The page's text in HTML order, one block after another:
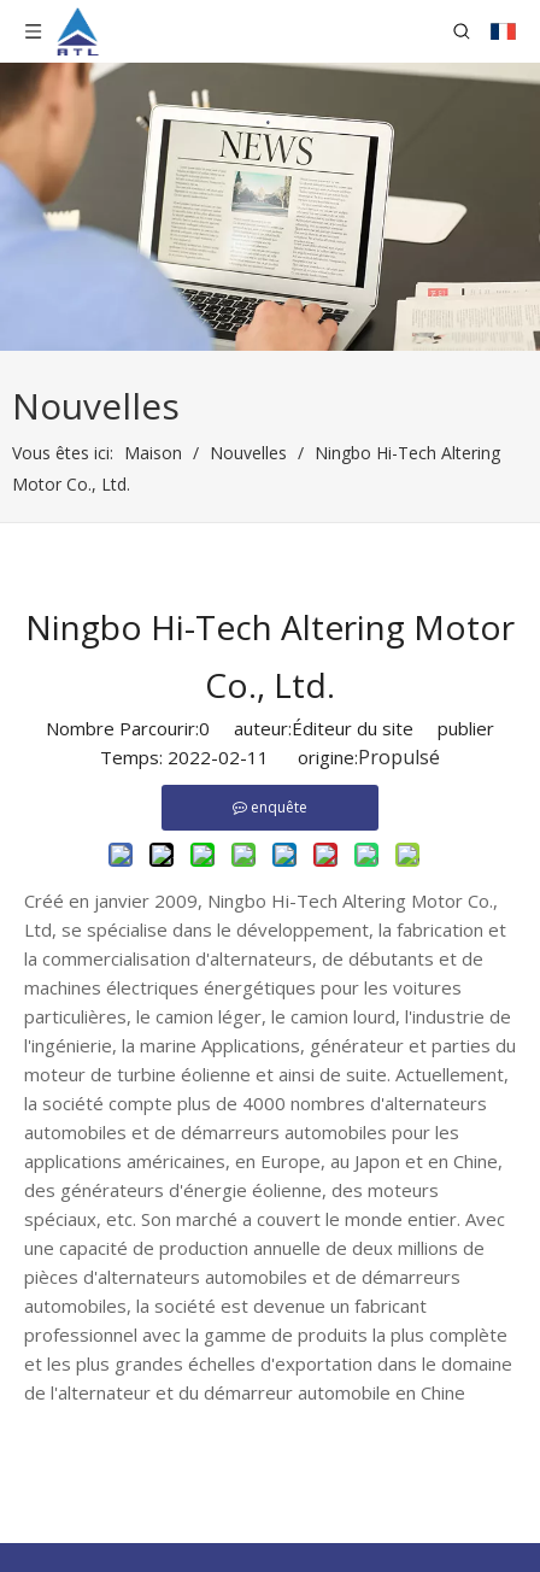
Nouvelles
Vous êtes ici: Maison / Nouvelles / Ningbo Hi-Tech Altering
Motor Co., Ltd.
Ningbo Hi-Tech Altering Motor
Co., Ltd.
Nombre Parcourir:0 auteur:Éditeur du site publier
Temps: 2022-02-11 origine:Propulsé
enquête
Créé en janvier 2009, Ningbo Hi-Tech Altering Motor Co.,
Ltd, se spécialise dans le développement, la fabrication et
la commercialisation d'alternateurs, de débutants et de
machines électriques énergétiques pour les voitures
particulières, le camion léger, le camion lourd, l'industrie de
l'ingénierie, la marine Applications, générateur et parties du
moteur de turbine éolienne et ainsi de suite. Actuellement,
la société compte plus de 4000 nombres d'alternateurs
automobiles et de démarreurs automobiles pour les
applications américaines, en Europe, au Japon et en Chine,
des générateurs d'énergie éolienne, des moteurs
spéciaux, etc. Son marché a couvert le monde entier. Avec
une capacité de production annuelle de deux millions de
pièces d'alternateurs automobiles et de démarreurs
automobiles, la société est devenue un fabricant
professionnel avec la gamme de produits la plus complète
et les plus grandes échelles d'exportation dans le domaine
de l'alternateur et du démarreur automobile en Chine